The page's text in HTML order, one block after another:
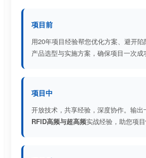
项目前
用20年项目经验帮您优化方案、避开
产品选型与实施方案，确保项目一次成
项目中
开放技术，共享经验，深度协作。输出
RFID高频与超高频实战经验，助您项目